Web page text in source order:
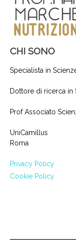
CHI SONO
Specialista in
Dottore di ricerca
Prof Associato
UniCamillus
Roma
Privacy Policy
Cookie Policy